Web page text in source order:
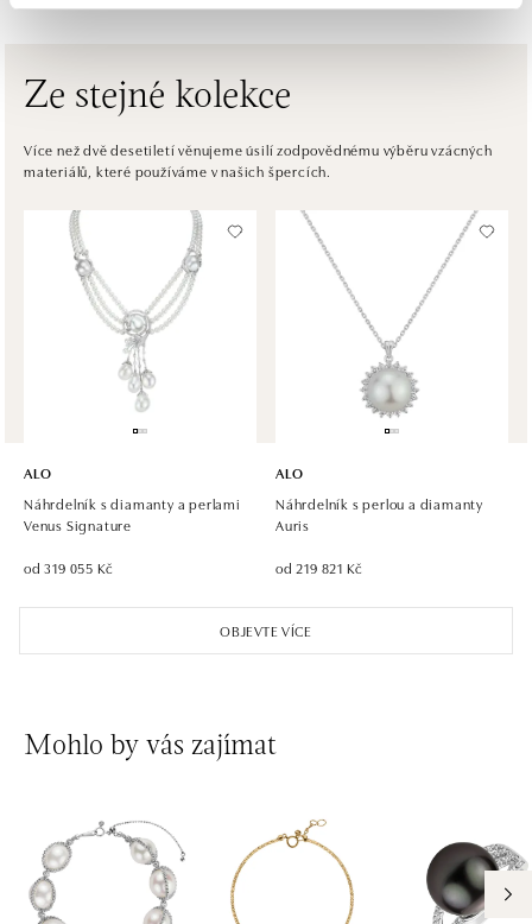
HALADA OC Avion, Bratislava
Ivanská cesta 16, 821 04 Bratislava
tel.: +421 917 090 372
Halada OC Aupark, Bratislava
Einsteinova 18, 851 01 Bratislava
tel.: +421 917 090 891
dnes otevřeno od 09:00
Ze stejné kolekce
Více než dvě desetiletí věnujeme úsilí zodpovědnému výběru vzácných
materiálů, které používáme v našich špercích.
OBJEVTE VÍCE
ALO
Náhrdelník s diamanty a perlami
Venus Signature
od 319 055 Kč
ALO
Náhrdelník s perlou a diamanty
Auris
od 219 821 Kč
Mohlo by vás zajímat